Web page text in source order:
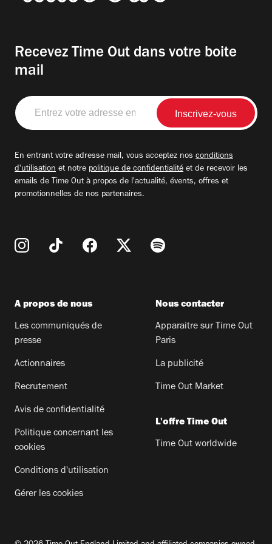
Recevez Time Out dans votre boite
mail
Entrez
votre
adresse
En entrant votre adresse mail, vous acceptez nos conditions
d'utilisation et notre politique de confidentialité et de recevoir les
emails de Time Out à propos de l'actualité, évents, offres et
promotionnelles de nos partenaires.
A propos de nous
Les communiqués de
presse
Actionnaires
Recrutement
Avis de confidentialité
Politique concernant les
cookies
Conditions d'utilisation
Gérer les cookies
Nous contacter
Apparaitre sur Time Out
Paris
La publicité
Time Out Market
L'offre Time Out
Time Out worldwide